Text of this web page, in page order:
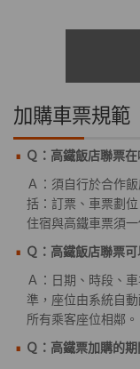
加購車票規範
Ｑ：高鐵飯店聯票在
Ａ：須自行於合作
括：訂票、車票劃
住宿與高鐵車票須一
Ｑ：高鐵飯店聯票
Ａ：日期、時段、
準，座位由系統自
所有乘客座位相鄰。
Ｑ：高鐵票加購的